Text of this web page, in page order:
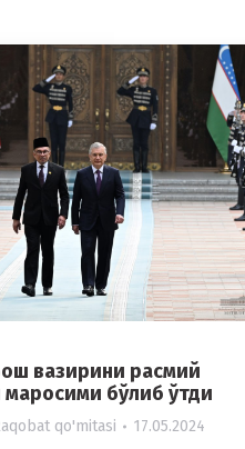
вазирини расмий
бўлиб ўтди
qo'mitasi 17.05.2024